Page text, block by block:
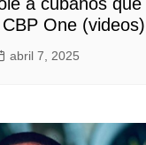
a cubanos que
One (videos)
abril 7, 2025